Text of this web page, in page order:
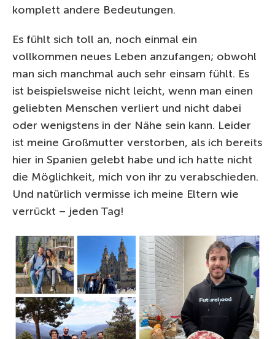
komplett andere Bedeutungen.
Es fühlt sich toll an, noch einmal ein
vollkommen neues Leben anzufangen; obwohl
man sich manchmal auch sehr einsam fühlt. Es
ist beispielsweise nicht leicht, wenn man einen
geliebten Menschen verliert und nicht dabei
oder wenigstens in der Nähe sein kann. Leider
ist meine Großmutter verstorben, als ich bereits
hier in Spanien gelebt habe und ich hatte nicht
die Möglichkeit, mich von ihr zu verabschieden.
Und natürlich vermisse ich meine Eltern wie
verrückt – jeden Tag!